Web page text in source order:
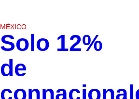
MÉXICO
Solo 12%
de